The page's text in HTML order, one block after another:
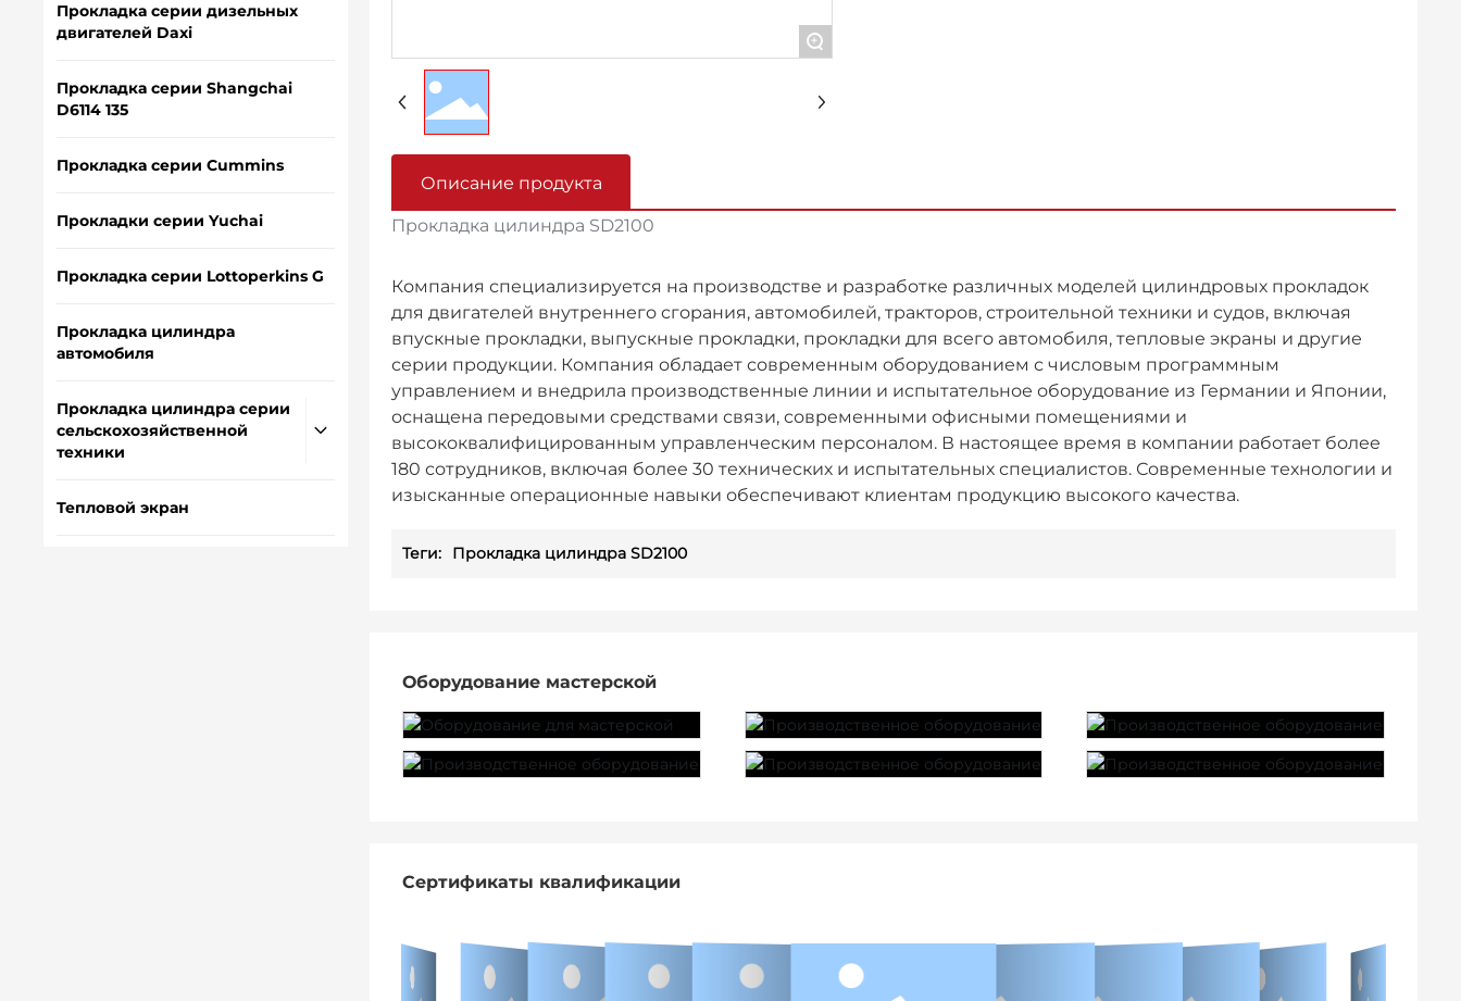
Прокладка серии дизельных
двигателей Daxi
Прокладка серии Shangchai
D6114 135
Прокладка серии Cummins
Прокладки серии Yuchai
Прокладка серии Lottoperkins G
Прокладка цилиндра
автомобиля
Прокладка цилиндра серии
сельскохозяйственной
техники
Тепловой экран
+
Описание продукта
Прокладка цилиндра SD2100
Компания специализируется на производстве и разработке различных моделей цилиндровых прокладок
для двигателей внутреннего сгорания, автомобилей, тракторов, строительной техники и судов, включая
впускные прокладки, выпускные прокладки, прокладки для всего автомобиля, тепловые экраны и другие
серии продукции. Компания обладает современным оборудованием с числовым программным
управлением и внедрила производственные линии и испытательное оборудование из Германии и Японии,
оснащена передовыми средствами связи, современными офисными помещениями и
высококвалифицированным управленческим персоналом. В настоящее время в компании работает более
180 сотрудников, включая более 30 технических и испытательных специалистов. Современные технологии и
изысканные операционные навыки обеспечивают клиентам продукцию высокого качества.
Теги: Прокладка цилиндра SD2100
Оборудование мастерской
Сертификаты квалификации